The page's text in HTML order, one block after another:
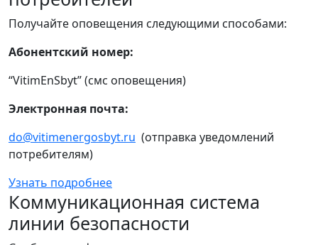
Получайте оповещения следующими способами:
Абонентский номер:
“VitimEnSbyt” (смс оповещения)
Электронная почта:
do@vitimenergosbyt.ru (отправка уведомлений
потребителям)
Узнать подробнее
Коммуникационная система
линии безопасности